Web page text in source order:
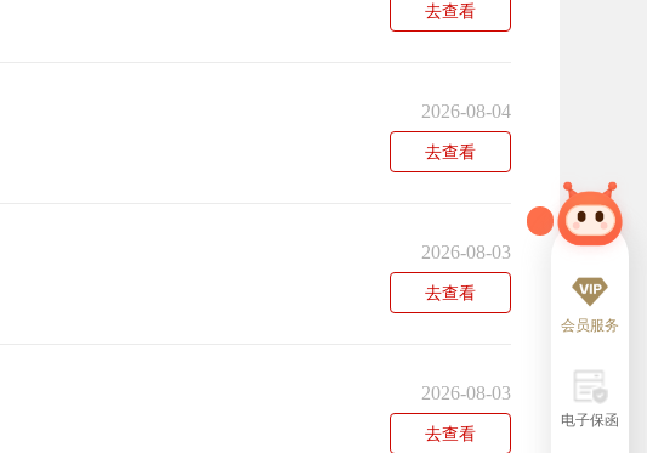
去查看
2026-08-04
去查看
2026-08-03
去查看
2026-08-03
去查看
会员服务
电子保函